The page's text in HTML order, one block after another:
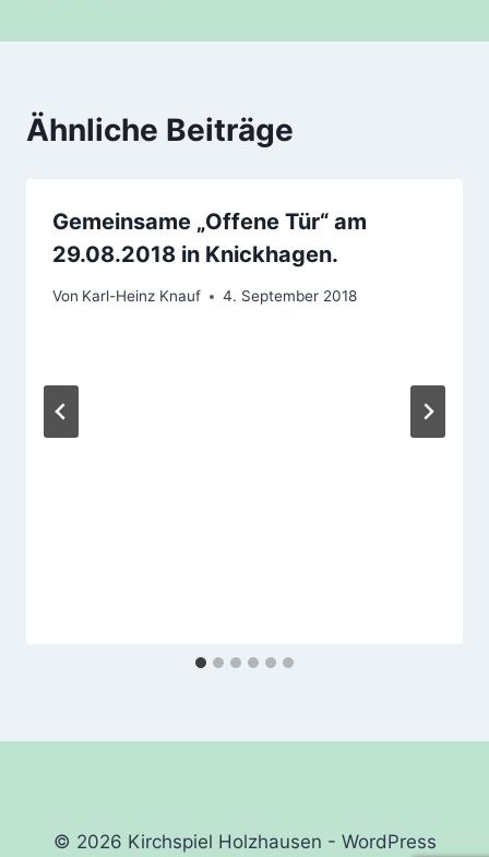
Ähnliche Beiträge
Gemeinsame „Offene Tür“ am
29.08.2018 in Knickhagen.
Von Karl-Heinz Knauf 4. September 2018
© 2026 Kirchspiel Holzhausen - WordPress